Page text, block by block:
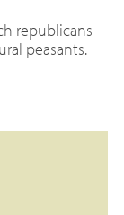
republicans
peasants.